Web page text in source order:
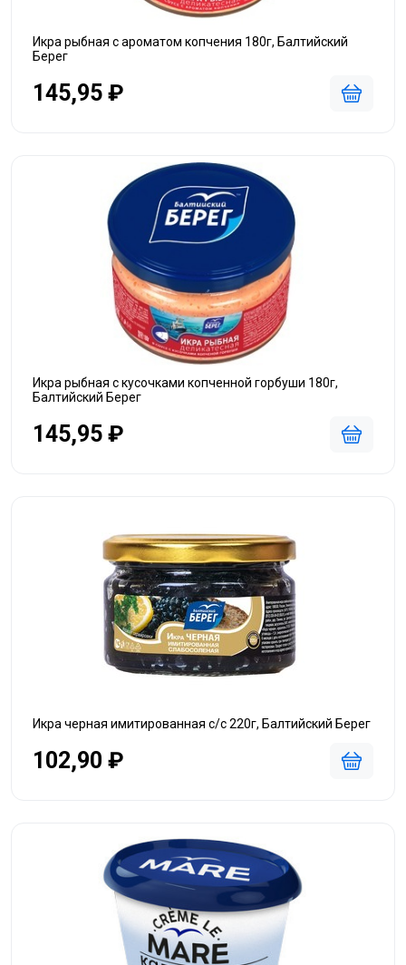
Икра рыбная с ароматом копчения 180г, Балтийский
Берег
145,95 ₽
Икра рыбная с кусочками копченной горбуши 180г,
Балтийский Берег
145,95 ₽
Икра черная имитированная с/с 220г, Балтийский Берег
102,90 ₽